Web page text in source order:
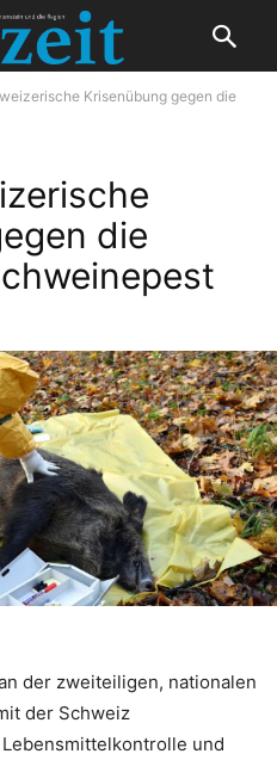
Krisenübung gegen die
die
der zweiteiligen, nationalen
der Schweiz
und